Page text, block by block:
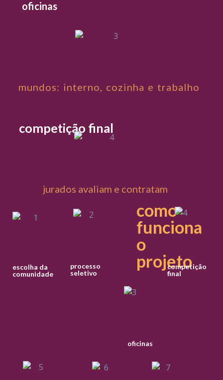
oficinas
mundos: interno, cozinha e trabalho
competição final
jurados avaliam e contratam
escolha da
comunidade
processo
seletivo
como
funciona
o
projeto
oficinas
competição
final